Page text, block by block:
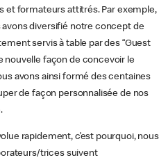
et formateurs attitrés. Par exemple,
diversifié notre concept de
servis à table par des “Guest
nouvelle façon de concevoir le
avons ainsi formé des centaines
de façon personnalisée de nos
rapidement, c’est pourquoi, nous
trices suivent